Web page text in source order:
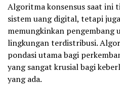
Algoritma konsensus saat ini
sistem uang digital, tetapi
memungkinkan pengembang
lingkungan terdistribusi.
pondasi utama bagi
yang sangat krusial bagi
yang ada.